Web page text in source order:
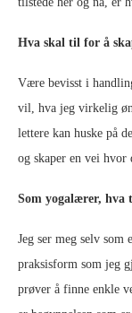
Hva skal til for å
Være bevisst i
vil, hva jeg virkelig
lettere kan huske på
og skaper en vei hvor
Som yogalærer, hva
Jeg ser meg selv
praksisform som jeg
prøver å finne enkle